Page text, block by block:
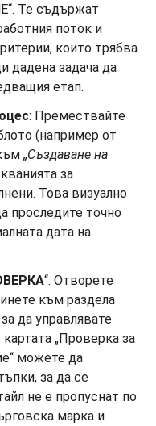
Те съдържат
поток и
които трябва
дадена задача да
етап.
: Премествайте
(например от
„Създаване на
за
Това визуално
проследите точно
дата на
“: Отворете
към раздела
да управлявате
„Проверка за
можете да
за да се
не е пропуснат по
марка и